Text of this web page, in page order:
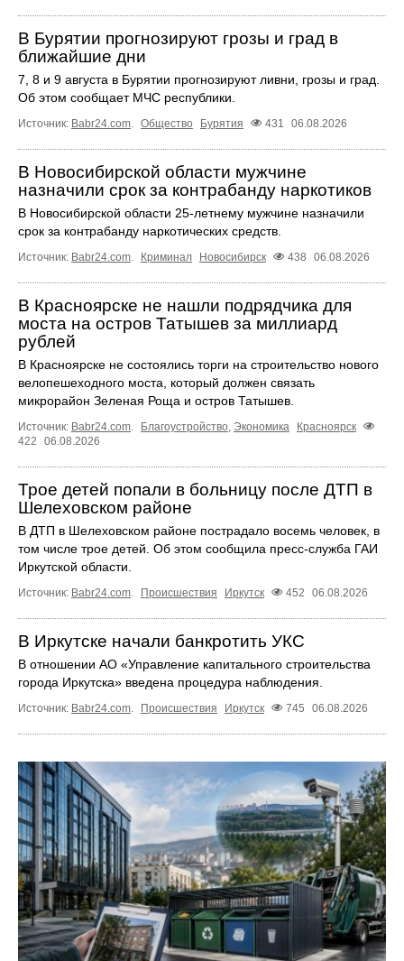
В Бурятии прогнозируют грозы и град в
ближайшие дни
7, 8 и 9 августа в Бурятии прогнозируют ливни, грозы и град.
Об этом сообщает МЧС республики.
Источник: Babr24.com. Общество Бурятия 431 06.08.2026
В Новосибирской области мужчине
назначили срок за контрабанду наркотиков
В Новосибирской области 25-летнему мужчине назначили
срок за контрабанду наркотических средств.
Источник: Babr24.com. Криминал Новосибирск 438 06.08.2026
В Красноярске не нашли подрядчика для
моста на остров Татышев за миллиард
рублей
В Красноярске не состоялись торги на строительство нового
велопешеходного моста, который должен связать
микрорайон Зеленая Роща и остров Татышев.
Источник: Babr24.com. Благоустройство, Экономика
Красноярск
422
06.08.2026
Трое детей попали в больницу после ДТП в
Шелеховском районе
В ДТП в Шелеховском районе пострадало восемь человек, в
том числе трое детей. Об этом сообщила пресс‑служба ГАИ
Иркутской области.
Источник: Babr24.com. Происшествия Иркутск 452 06.08.2026
В Иркутске начали банкротить УКС
В отношении АО «Управление капитального строительства
города Иркутска» введена процедура наблюдения.
Источник: Babr24.com. Происшествия Иркутск 745 06.08.2026